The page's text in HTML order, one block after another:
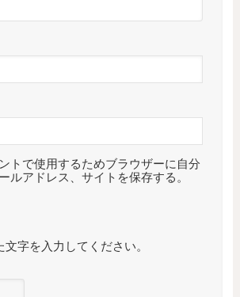
トで使用するためブラウザーに自分
ルアドレス、サイトを保存する。
文字を入力してください。